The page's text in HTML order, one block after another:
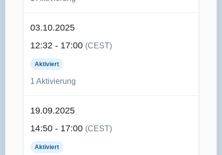
03.10.2025
12:32 - 17:00 (CEST)
Aktiviert
1 Aktivierung
19.09.2025
14:50 - 17:00 (CEST)
Aktiviert